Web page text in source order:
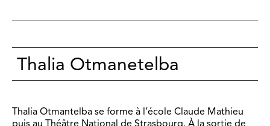
Thalia Otmanetelba
Thalia Otmantelba se forme à l’école Claude Mathieu
puis au Théâtre National de Strasbourg. À la sortie de